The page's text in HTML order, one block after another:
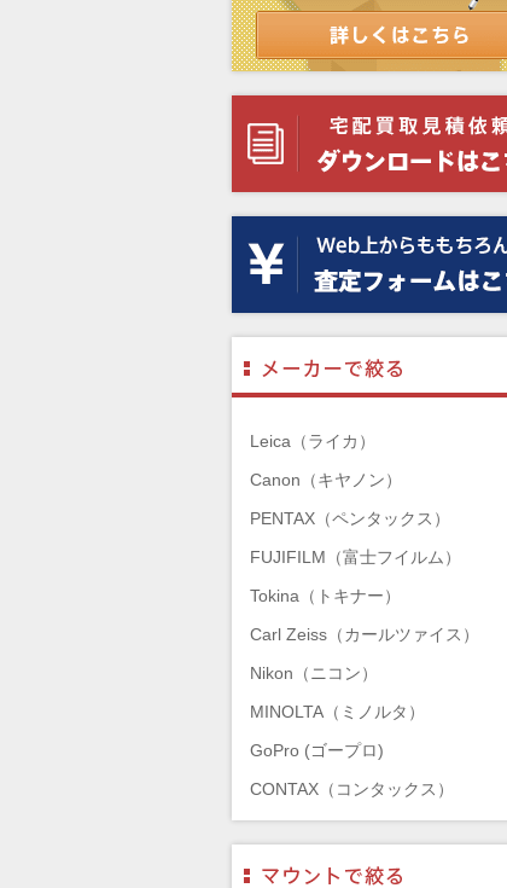
Leica（ライカ）
Canon（キヤノン）
PENTAX（ペンタックス）
FUJIFILM（富士フイルム）
Tokina（トキナー）
Carl Zeiss（カールツァイス）
Nikon（ニコン）
MINOLTA（ミノルタ）
GoPro (ゴープロ)
CONTAX（コンタックス）
Mamiya（マミヤ）